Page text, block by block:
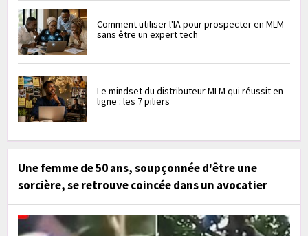
Comment utiliser l'IA pour prospecter en MLM
sans être un expert tech
Le mindset du distributeur MLM qui réussit en
ligne : les 7 piliers
Une femme de 50 ans, soupçonnée d'être une
sorcière, se retrouve coincée dans un avocatier